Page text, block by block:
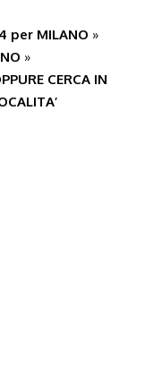
per MILANO »
»
CERCA IN